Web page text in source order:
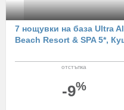
7 нощувки на база Ultra
Beach Resort & SPA 5*,
отстъпка
-9%